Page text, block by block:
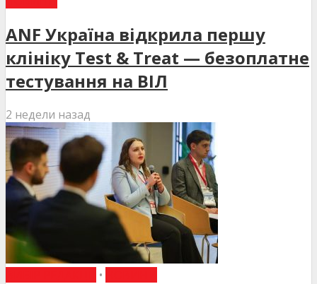
ANF Україна відкрила першу
клініку Test & Treat — безоплатне
тестування на ВІЛ
2 недели назад
•